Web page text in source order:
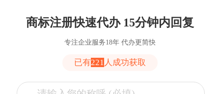
商标注册快速代办 15分钟内回复
专注企业服务18年 代办更简快
已有221 人成功获取